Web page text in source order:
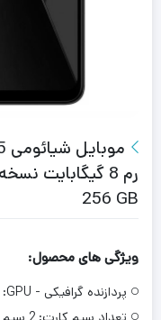
256 GB
ویژگی های محصول:
پردازنده گرافیکی - GPU: